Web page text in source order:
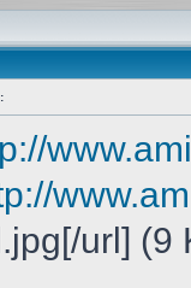
Thema antworten
url] (9